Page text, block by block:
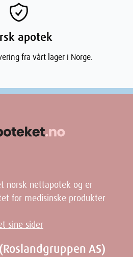
apotek
fra vårt lager i Norge.
norsk nettapotek og er
for medisinske produkter
sine sider
AS)